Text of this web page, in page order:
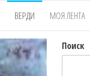
ВЕРДИ МОЯ ЛЕНТА
Поиск